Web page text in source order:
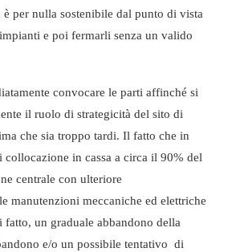
per nulla sostenibile dal punto di vista
e poi fermarli senza un valido
convocare le parti affinché si
il ruolo di strategicità del sito di
che sia troppo tardi. Il fatto che in
collocazione in cassa a circa il 90% del
centrale con ulteriore
manutenzioni meccaniche ed elettriche
fatto, un graduale abbandono della
e/o un possibile tentativo di